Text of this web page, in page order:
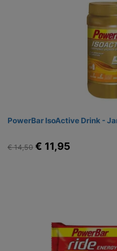
PowerBar IsoActive Drink -
€ 14,50 € 11,95